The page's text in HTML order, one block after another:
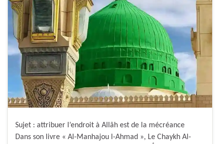
Sujet : attribuer l’endroit à Allâh est de la mécréance
Dans son livre « Al-Manhajou l-Ahmad », Le Chaykh Al-